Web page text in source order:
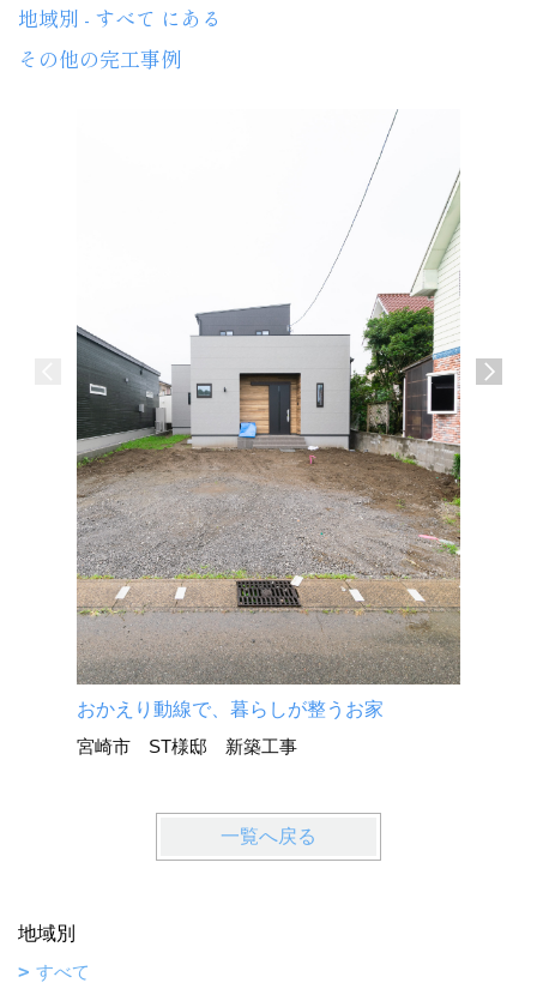
地域別 - すべて にある
その他の完工事例
おかえり動線で、暮らしが整うお家
宮崎市 ST様邸 新築工事
介護施
一覧へ戻る
地域別
すべて